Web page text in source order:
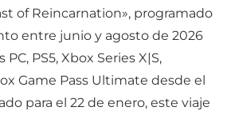
of Reincarnation», programado
entre junio y agosto de 2026
PS5, Xbox Series X|S,
Game Pass Ultimate desde el
para el 22 de enero, este viaje